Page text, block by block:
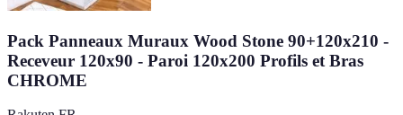
Pack Panneaux Muraux Wood Stone 90+120x210 -
Receveur 120x90 - Paroi 120x200 Profils et Bras
CHROME